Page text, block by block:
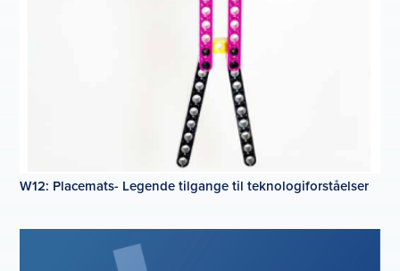
W12: Placemats- Legende tilgange til teknologiforståelser